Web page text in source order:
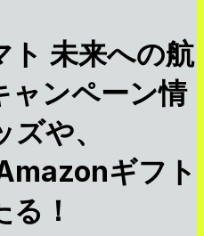
ト 未来への航
ャンペーン情
や、
ギフト
！